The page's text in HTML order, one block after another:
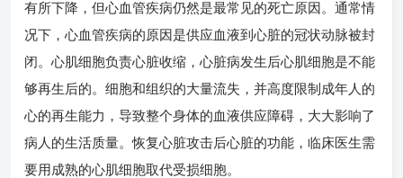
有所下降，但心血管疾病仍然是最常见的死亡原因。通常情
况下，心血管疾病的原因是供应血液到心脏的冠状动脉被封
闭。心肌细胞负责心脏收缩，心脏病发生后心肌细胞是不能
够再生后的。细胞和组织的大量流失，并高度限制成年人的
心的再生能力，导致整个身体的血液供应障碍，大大影响了
病人的生活质量。恢复心脏攻击后心脏的功能，临床医生需
要用成熟的心肌细胞取代受损细胞。